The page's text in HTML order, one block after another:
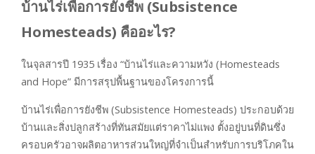
บ้านไร่เพื่อการยังชีพ (Subsistence
Homesteads) คืออะไร?
ในจุลสารปี 1935 เรื่อง “บ้านไร่และความหวัง (Homesteads
and Hope” มีการสรุปพื้นฐานของโครงการนี้
บ้านไร่เพื่อการยังชีพ (Subsistence Homesteads) ประกอบด้วย
บ้านและสิ่งปลูกสร้างที่ทันสมัยแต่ราคาไม่แพง ตั้งอยู่บนที่ดินซึ่ง
ครอบครัวอาจผลิตอาหารส่วนใหญ่ที่จำเป็นสำหรับการบริโภคใน